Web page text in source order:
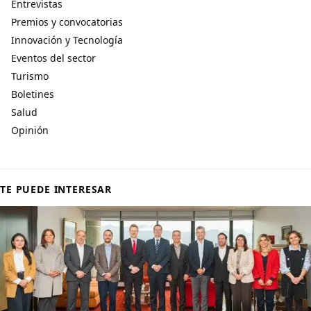
Entrevistas
Premios y convocatorias
Innovación y Tecnología
Eventos del sector
Turismo
Boletines
Salud
Opinión
TE PUEDE INTERESAR